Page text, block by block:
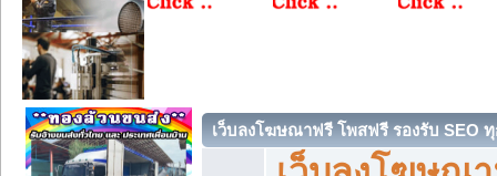
เว็บลงโฆษณาฟรี โพสฟรี รองรับ SEO